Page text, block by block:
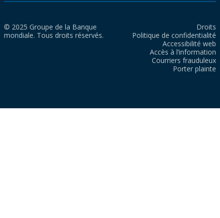
© 2025 Groupe de la Banque
mondiale. Tous droits réservés.
Droits
Politique de confidentialité
Accessibilité web
Accès à l’information
Courriers frauduleux
Porter plainte